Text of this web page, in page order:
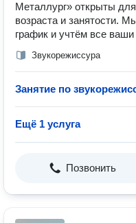
Металлург» открыты
возраста и занятости.
график и учтём все
Звукорежиссура
Занятие по
Ещё 1 услуга
Позвонить